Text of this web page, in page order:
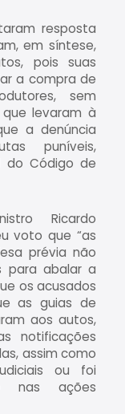
resposta
em síntese,
pois suas
a compra de
sem
levaram à
a denúncia
puníveis,
do Código de
Ricardo
voto que “as
prévia não
para abalar a
os acusados
as guias de
aos autos,
notificações
assim como
ou foi
nas ações